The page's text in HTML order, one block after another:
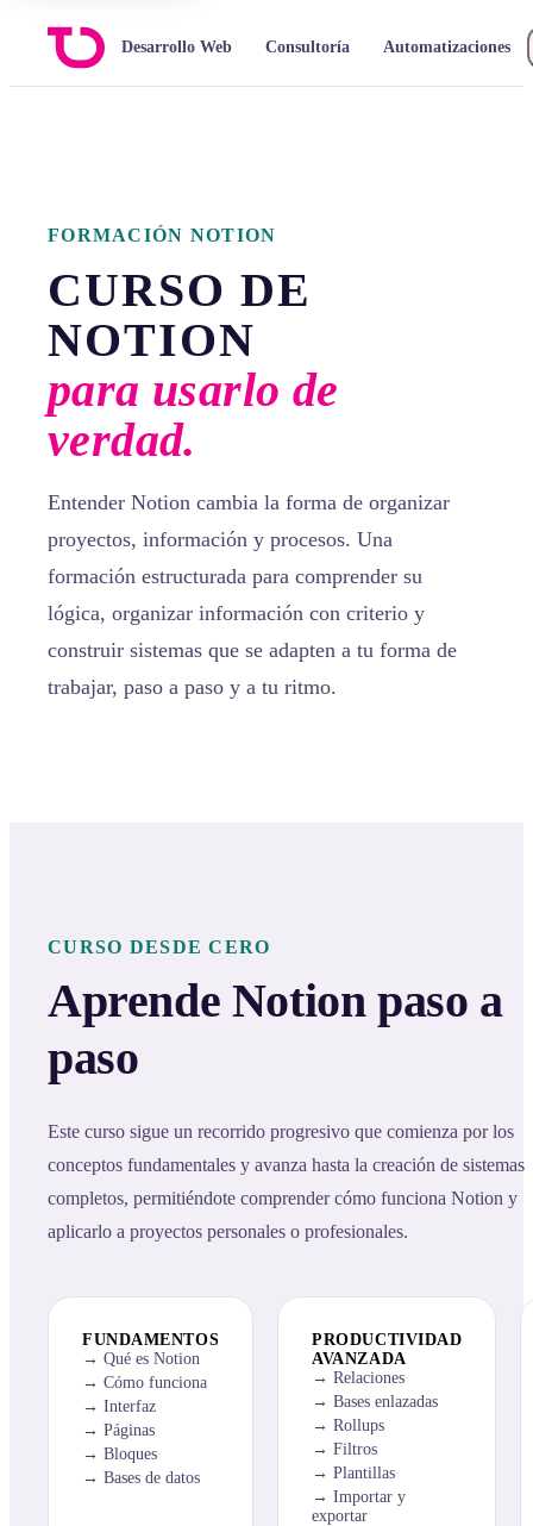
Desarrollo Web Consultoría Automatizaciones
FORMACIÓN NOTION
CURSO DE
NOTION
para usarlo de
verdad.
Entender Notion cambia la forma de organizar
proyectos, información y procesos. Una
formación estructurada para comprender su
lógica, organizar información con criterio y
construir sistemas que se adapten a tu forma de
trabajar, paso a paso y a tu ritmo.
CURSO DESDE CERO
Aprende Notion paso a
paso
Este curso sigue un recorrido progresivo que comienza por los
conceptos fundamentales y avanza hasta la creación de sistemas
completos, permitiéndote comprender cómo funciona Notion y
aplicarlo a proyectos personales o profesionales.
FUNDAMENTOS
Qué es Notion
Cómo funciona
Interfaz
Páginas
Bloques
Bases de datos
PRODUCTIVIDAD
AVANZADA
Relaciones
Bases enlazadas
Rollups
Filtros
Plantillas
Importar y
exportar